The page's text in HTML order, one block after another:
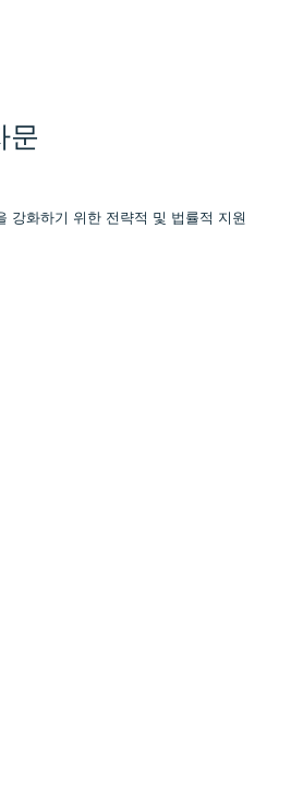
문
강화하기 위한 전략적 및 법률적 지원